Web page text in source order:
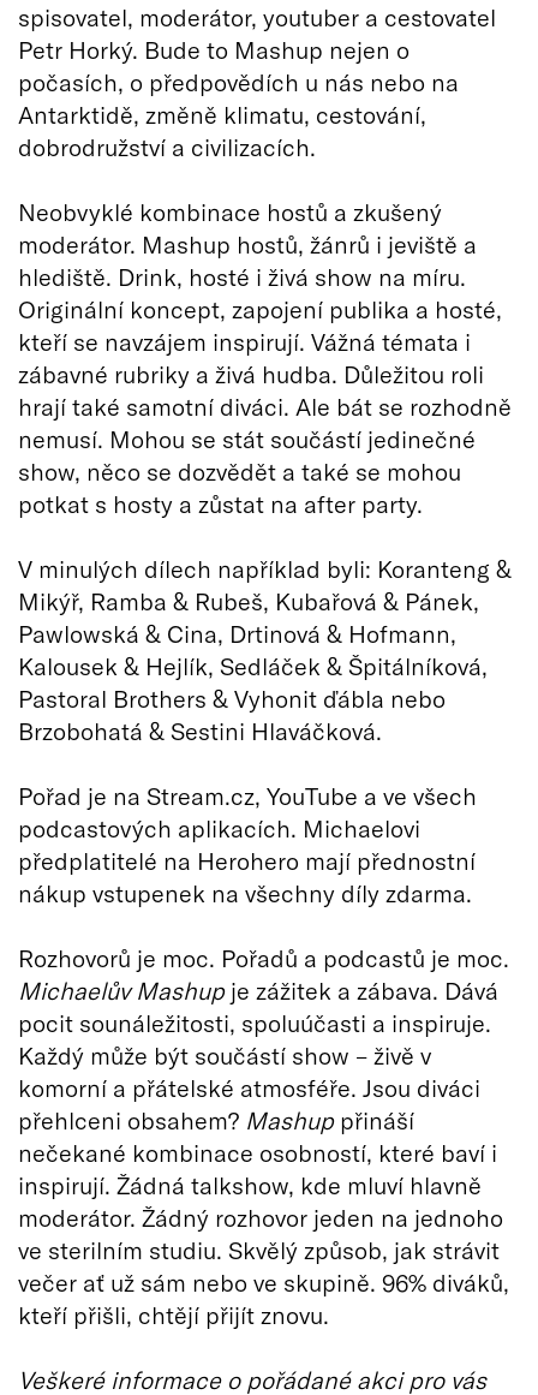
spisovatel, moderátor, youtuber a cestovatel
Petr Horký. Bude to Mashup nejen o
počasích, o předpovědích u nás nebo na
Antarktidě, změně klimatu, cestování,
dobrodružství a civilizacích.
Neobvyklé kombinace hostů a zkušený
moderátor. Mashup hostů, žánrů i jeviště a
hlediště. Drink, hosté i živá show na míru.
Originální koncept, zapojení publika a hosté,
kteří se navzájem inspirují. Vážná témata i
zábavné rubriky a živá hudba. Důležitou roli
hrají také samotní diváci. Ale bát se rozhodně
nemusí. Mohou se stát součástí jedinečné
show, něco se dozvědět a také se mohou
potkat s hosty a zůstat na after party.
V minulých dílech například byli: Koranteng &
Mikýř, Ramba & Rubeš, Kubařová & Pánek,
Pawlowská & Cina, Drtinová & Hofmann,
Kalousek & Hejlík, Sedláček & Špitálníková,
Pastoral Brothers & Vyhonit ďábla nebo
Brzobohatá & Sestini Hlaváčková.
Pořad je na Stream.cz, YouTube a ve všech
podcastových aplikacích. Michaelovi
předplatitelé na Herohero mají přednostní
nákup vstupenek na všechny díly zdarma.
Rozhovorů je moc. Pořadů a podcastů je moc.
Michaelův Mashupje zážitek a zábava. Dává
pocit sounáležitosti, spoluúčasti a inspiruje.
Každý může být součástí show – živě v
komorní a přátelské atmosféře. Jsou diváci
přehlceni obsahem? Mashuppřináší
nečekané kombinace osobností, které baví i
inspirují. Žádná talkshow, kde mluví hlavně
moderátor. Žádný rozhovor jeden na jednoho
ve sterilním studiu. Skvělý způsob, jak strávit
večer ať už sám nebo ve skupině. 96% diváků,
kteří přišli, chtějí přijít znovu.
Veškeré informace o pořádané akci pro vás